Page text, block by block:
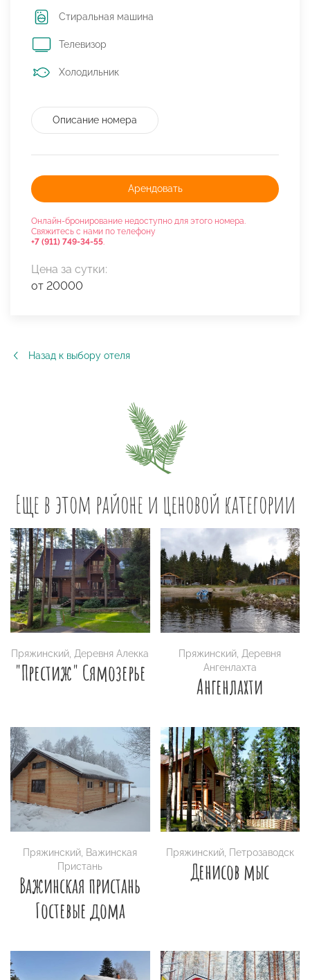
Стиральная машина
Телевизор
Холодильник
Описание номера
Арендовать
Онлайн-бронирование недоступно для этого номера.
Свяжитесь с нами по телефону
+7 (911) 749-34-55
Цена за сутки:
от 20000
Назад к выбору отеля
Еще в этом районе и ценовой категории
Пряжинский Деревня Алекка
"Престиж" Сямозерье
Пряжинский Деревня
Ангенлахта
Ангенлахти
Пряжинский Важинская
Пристань
Важинская пристань
Гостевые дома
Пряжинский, Петрозаводск
Денисов мыс